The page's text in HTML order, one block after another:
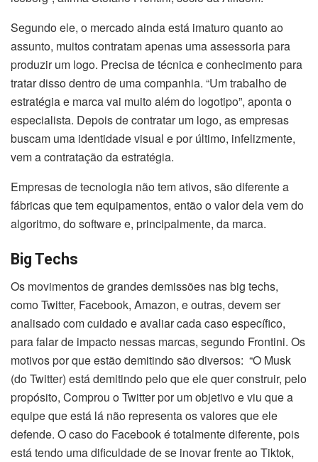
Segundo ele, o mercado ainda está imaturo quanto ao
assunto, muitos contratam apenas uma assessoria para
produzir um logo. Precisa de técnica e conhecimento para
tratar disso dentro de uma companhia. “Um trabalho de
estratégia e marca vai muito além do logotipo”, aponta o
especialista. Depois de contratar um logo, as empresas
buscam uma identidade visual e por último, infelizmente,
vem a contratação da estratégia.
Empresas de tecnologia não tem ativos, são diferente a
fábricas que tem equipamentos, então o valor dela vem do
algoritmo, do software e, principalmente, da marca.
Big Techs
Os movimentos de grandes demissões nas big techs,
como Twitter, Facebook, Amazon, e outras, devem ser
analisado com cuidado e avaliar cada caso específico,
para falar de impacto nessas marcas, segundo Frontini. Os
motivos por que estão demitindo são diversos: “O Musk
(do Twitter) está demitindo pelo que ele quer construir, pelo
propósito, Comprou o Twitter por um objetivo e viu que a
equipe que está lá não representa os valores que ele
defende. O caso do Facebook é totalmente diferente, pois
está tendo uma dificuldade de se inovar frente ao Tiktok,